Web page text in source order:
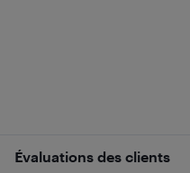
Évaluations des clients